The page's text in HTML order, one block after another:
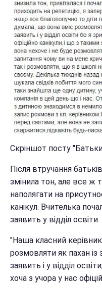
Скріншот посту
Після втручання
змінила тон, але все ж
наполягати на
канікул. Вчителька
заявить у відділ освіти.
"Наша класний
розмовляти як пахан
заявить і у відділ
хоча з учора у нас